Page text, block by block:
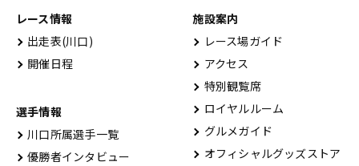
レース情報
出⾛表(川⼝)
開催⽇程
選手情報
川口所属選手一覧
優勝者インタビュー
施設案内
レース場ガイド
アクセス
特別観覧席
ロイヤルルーム
グルメガイド
オフィシャルグッズストア